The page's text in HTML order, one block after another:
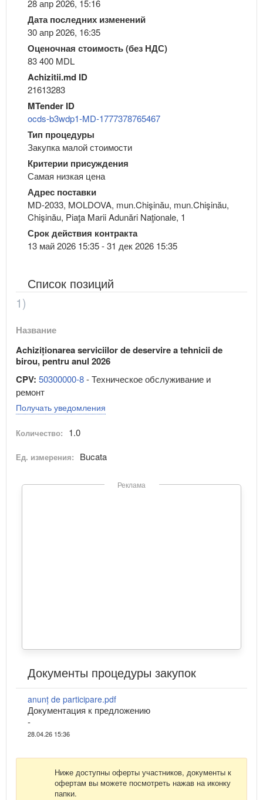
28 апр 2026, 15:16
Дата последних изменений
30 апр 2026, 16:35
Оценочная стоимость (без НДС)
83 400 MDL
Achizitii.md ID
21613283
MTender ID
ocds-b3wdp1-MD-1777378765467
Тип процедуры
Закупка малой стоимости
Критерии присуждения
Самая низкая цена
Адрес поставки
MD-2033, MOLDOVA, mun.Chişinău, mun.Chişinău,
Chişinău, Piaţa Marii Adunări Naţionale, 1
Срок действия контракта
13 май 2026 15:35 - 31 дек 2026 15:35
Список позиций
1)
Название
Achiziționarea serviciilor de deservire a tehnicii de
birou, pentru anul 2026
CPV: 50300000-8- Техническое обслуживание и
ремонт
Получать уведомления
Количество: 1.0
Ед. измерения: Bucata
Реклама
Документы процедуры закупок
anunț de participare.pdf
Документация к предложению
-
28.04.26 15:36
Ниже доступны оферты участников, документы к
офертам вы можете посмотреть нажав на иконку
папки.